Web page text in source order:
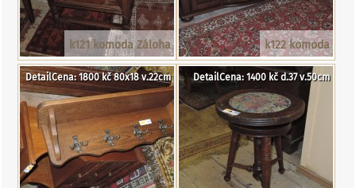
k121 komoda Záloha k122 komoda
DetailCena: 1800 kč 80x18 v.22cm DetailCena: 1400 kč d.37 v.50cm